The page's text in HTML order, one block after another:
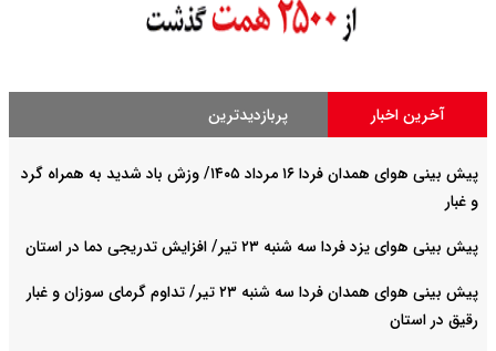
آخرین اخبار پربازدیدترین
پیش بینی هوای همدان فردا ۱۶ مرداد ۱۴۰۵/ وزش باد شدید به همراه گرد
و غبار
پیش بینی هوای یزد فردا سه شنبه ۲۳ تیر/ افزایش تدریجی دما در استان
پیش بینی هوای همدان فردا سه شنبه ۲۳ تیر/ تداوم گرمای سوزان و غبار
رقیق در استان